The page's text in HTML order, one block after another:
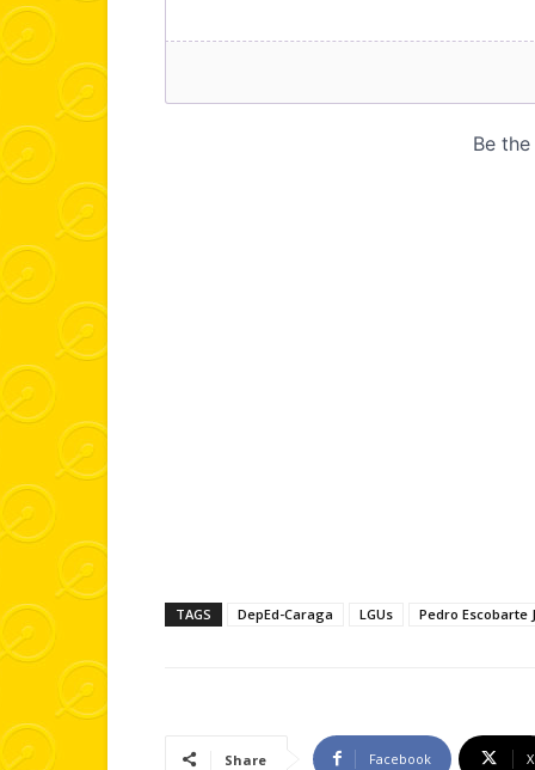
TAGS DepEd-Caraga LGUs Pedro Escobarte
Share Facebook X